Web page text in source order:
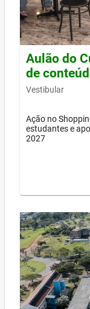
Aulão do
de
Vestibular
Ação no
estudantes e
2027